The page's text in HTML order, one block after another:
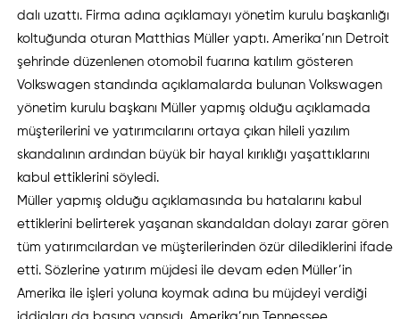
dalı uzattı. Firma adına açıklamayı yönetim kurulu başkanlığı
koltuğunda oturan Matthias Müller yaptı. Amerika’nın Detroit
şehrinde düzenlenen otomobil fuarına katılım gösteren
Volkswagen standında açıklamalarda bulunan Volkswagen
yönetim kurulu başkanı Müller yapmış olduğu açıklamada
müşterilerini ve yatırımcılarını ortaya çıkan hileli yazılım
skandalının ardından büyük bir hayal kırıklığı yaşattıklarını
kabul ettiklerini söyledi.
Müller yapmış olduğu açıklamasında bu hatalarını kabul
ettiklerini belirterek yaşanan skandaldan dolayı zarar gören
tüm yatırımcılardan ve müşterilerinden özür dilediklerini ifade
etti. Sözlerine yatırım müjdesi ile devam eden Müller’in
Amerika ile işleri yoluna koymak adına bu müjdeyi verdiği